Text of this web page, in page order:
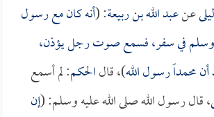
عنعبد الله بن ربيعة: (أنه كان مع رسول
وسلم في سفر، فسمع صوت رجل يؤذن،
محمداً رسول الله)، قالالحكم: لم أسمع
، قال رسول الله صلى الله عليه وسلم: (إن